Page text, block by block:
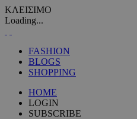
ΚΛΕΙΣΙΜΟ
Loading...
FASHION
BLOGS
SHOPPING
HOME
LOGIN
SUBSCRIBE